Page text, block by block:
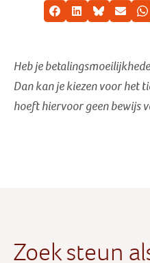
Facebook
LinkedInBlueskyE-mail
Heb je
Dan kan je kiezen voor het
hoeft hiervoor geen bewijs
Zoek steun